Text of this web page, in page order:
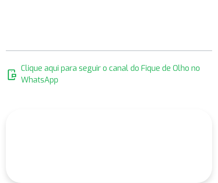
mobile_chat Clique aqui para seguir o canal do Fique de Olho no
WhatsApp